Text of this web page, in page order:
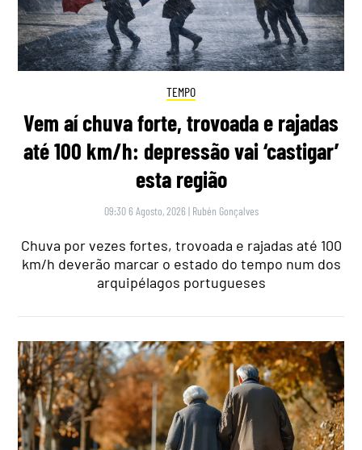
TEMPO
Vem aí chuva forte, trovoada e rajadas
até 100 km/h: depressão vai ‘castigar’
esta região
09:30 6 Agosto, 2026 | Rubén Gonçalves
Chuva por vezes fortes, trovoada e rajadas até 100
km/h deverão marcar o estado do tempo num dos
arquipélagos portugueses